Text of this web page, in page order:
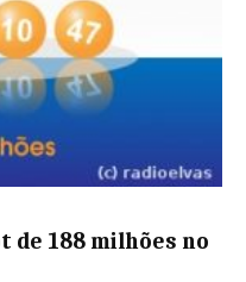
de 188 milhões no